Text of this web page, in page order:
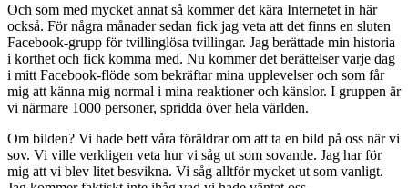
Och som med mycket annat så kommer det kära Internetet in här
också. För några månader sedan fick jag veta att det finns en sluten
Facebook-grupp för tvillinglösa tvillingar. Jag berättade min historia
i korthet och fick komma med. Nu kommer det berättelser varje dag
i mitt Facebook-flöde som bekräftar mina upplevelser och som får
mig att känna mig normal i mina reaktioner och känslor. I gruppen är
vi närmare 1000 personer, spridda över hela världen.
Om bilden? Vi hade bett våra föräldrar om att ta en bild på oss när vi
sov. Vi ville verkligen veta hur vi såg ut som sovande. Jag har för
mig att vi blev litet besvikna. Vi såg alltför mycket ut som vanligt.